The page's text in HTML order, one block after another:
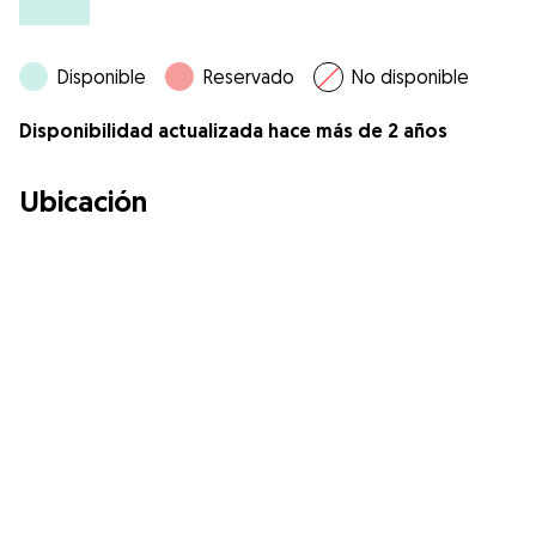
Disponible Reservado No disponible
Disponibilidad actualizada hace más de 2 años
Ubicación